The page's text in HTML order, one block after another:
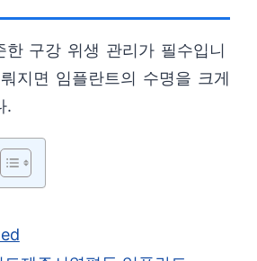
한 구강 위생 관리가 필수입니
지면 임플란트의 수명을 크게
.